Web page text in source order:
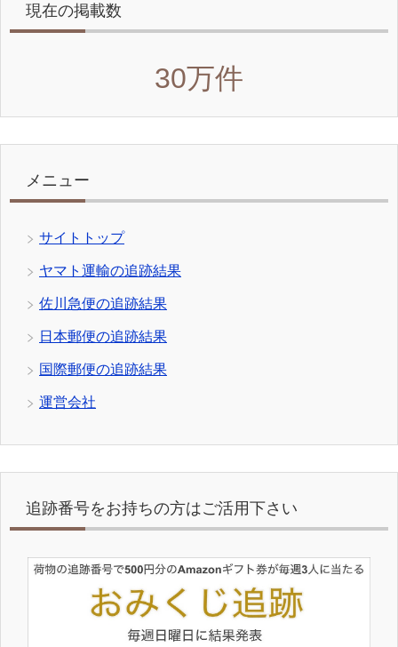
現在の掲載数
30万件
メニュー
サイトトップ
ヤマト運輸の追跡結果
佐川急便の追跡結果
日本郵便の追跡結果
国際郵便の追跡結果
運営会社
追跡番号をお持ちの方はご活用下さい